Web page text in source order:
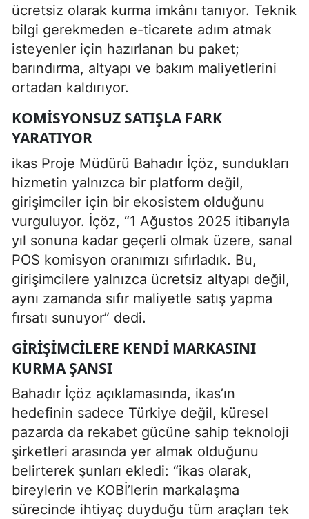
ücretsiz olarak kurma imkânı tanıyor. Teknik
bilgi gerekmeden e-ticarete adım atmak
isteyenler için hazırlanan bu paket;
barındırma, altyapı ve bakım maliyetlerini
ortadan kaldırıyor.
KOMISYONSUZ SATIŞLA FARK
YARATIYOR
ikas Proje Müdürü Bahadır İçöz, sundukları
hizmetin yalnızca bir platform değil,
girişimciler için bir ekosistem olduğunu
vurguluyor. İçöz, “1 Ağustos 2025 itibarıyla
yıl sonuna kadar geçerli olmak üzere, sanal
POS komisyon oranımızı sıfırladık. Bu,
girişimcilere yalnızca ücretsiz altyapı değil,
aynı zamanda sıfır maliyetle satış yapma
fırsatı sunuyor” dedi.
GIRIŞIMCILERE KENDI MARKASINI
KURMA ŞANSI
Bahadır İçöz açıklamasında, ikas’ın
hedefinin sadece Türkiye değil, küresel
pazarda da rekabet gücüne sahip teknoloji
şirketleri arasında yer almak olduğunu
belirterek şunları ekledi: “ikas olarak,
bireylerin ve KOBİ’lerin markalaşma
sürecinde ihtiyaç duyduğu tüm araçları tek